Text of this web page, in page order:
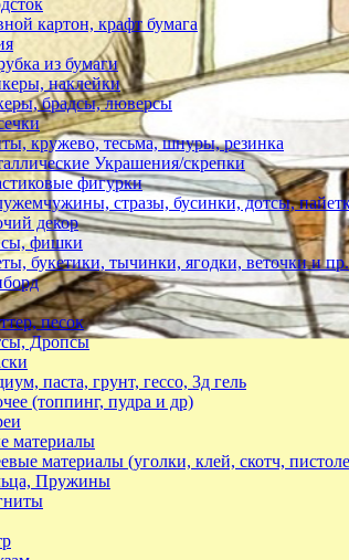
картон, крафт бумага
из бумаги
наклейки
брадсы, люверсы
кружево, тесьма, шнуры, резинка
Украшения/скрепки
фигурки
стразы, бусинки, дотсы,
декор
фишки
букетики, тычинки, ягодки, веточки и пр.
песок
Дропсы
паста, грунт, гессо, 3д гель
(топпинг, пудра и др)
материалы
материалы (уголки, клей, скотч,
Пружины